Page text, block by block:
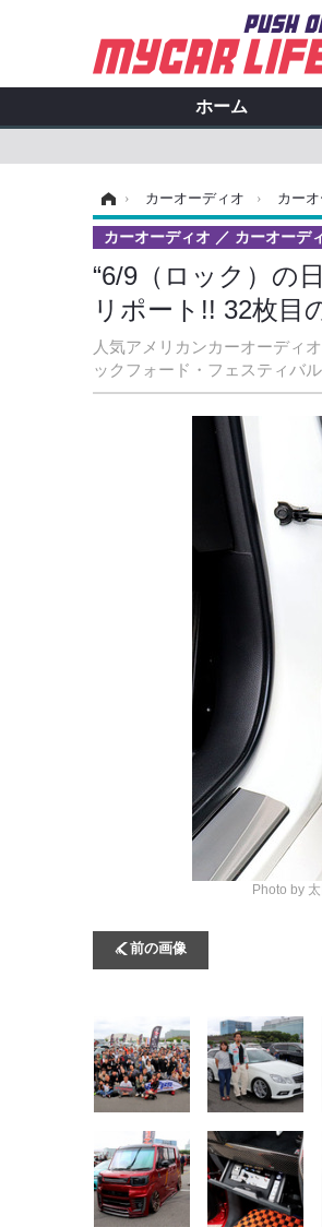
ホーム
› カーオーディオ › カー
“6/9（ロック）の
リポート!! 32枚目
人気アメリカンカーオーディ
ックフォード・フェスティバ
カーオーディオ カーオーデ
Photo by
前の画像